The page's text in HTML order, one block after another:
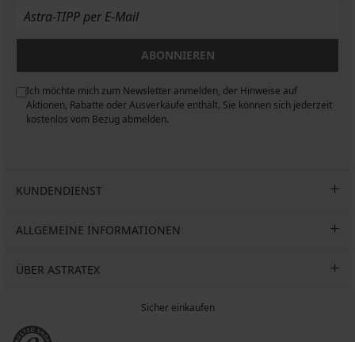
kurz
36,99
€
€
€
ABONNIEREN
Ich möchte mich zum Newsletter anmelden, der Hinweise auf
Aktionen, Rabatte oder Ausverkäufe enthält. Sie können sich jederzeit
kostenlos vom Bezug abmelden.
KUNDENDIENST
ALLGEMEINE INFORMATIONEN
ÜBER ASTRATEX
Sicher einkaufen